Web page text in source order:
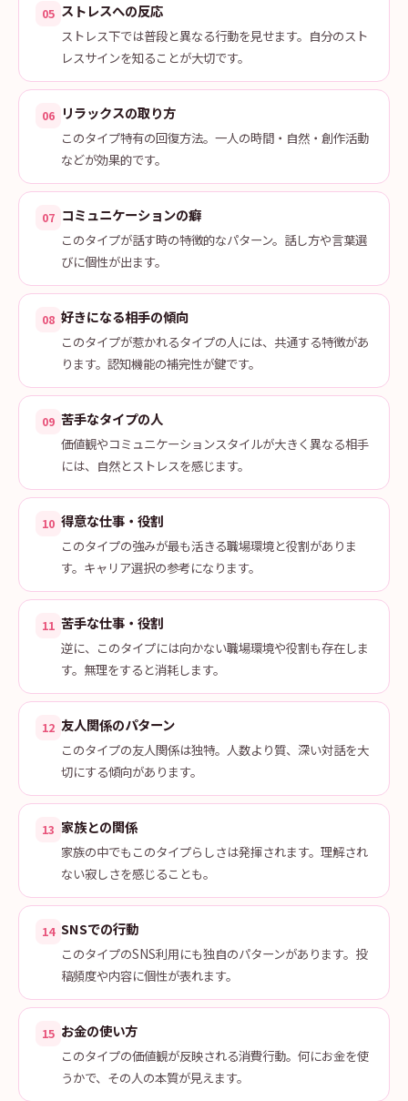
05 ストレスへの反応
ストレス下では普段と異なる行動を見せます。自分のスト
レスサインを知ることが大切です。
06 リラックスの取り方
このタイプ特有の回復方法。一人の時間・自然・創作活動
などが効果的です。
07 コミュニケーションの癖
このタイプが話す時の特徴的なパターン。話し方や言葉選
びに個性が出ます。
08 好きになる相手の傾向
このタイプが惹かれるタイプの人には、共通する特徴があ
ります。認知機能の補完性が鍵です。
09 苦手なタイプの人
価値観やコミュニケーションスタイルが大きく異なる相手
には、自然とストレスを感じます。
10 得意な仕事・役割
このタイプの強みが最も活きる職場環境と役割がありま
す。キャリア選択の参考になります。
11 苦手な仕事・役割
逆に、このタイプには向かない職場環境や役割も存在しま
す。無理をすると消耗します。
12 友人関係のパターン
このタイプの友人関係は独特。人数より質、深い対話を大
切にする傾向があります。
13 家族との関係
家族の中でもこのタイプらしさは発揮されます。理解され
ない寂しさを感じることも。
14 SNSでの行動
このタイプのSNS利用にも独自のパターンがあります。投
稿頻度や内容に個性が表れます。
15 お金の使い方
このタイプの価値観が反映される消費行動。何にお金を使
うかで、その人の本質が見えます。